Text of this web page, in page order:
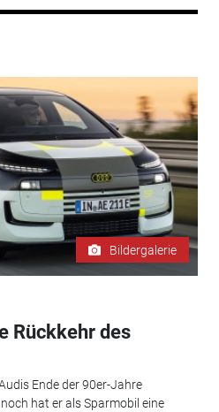
Bildergalerie
Rückkehr des
Ende der 90er-Jahre
hat er als Sparmobil eine